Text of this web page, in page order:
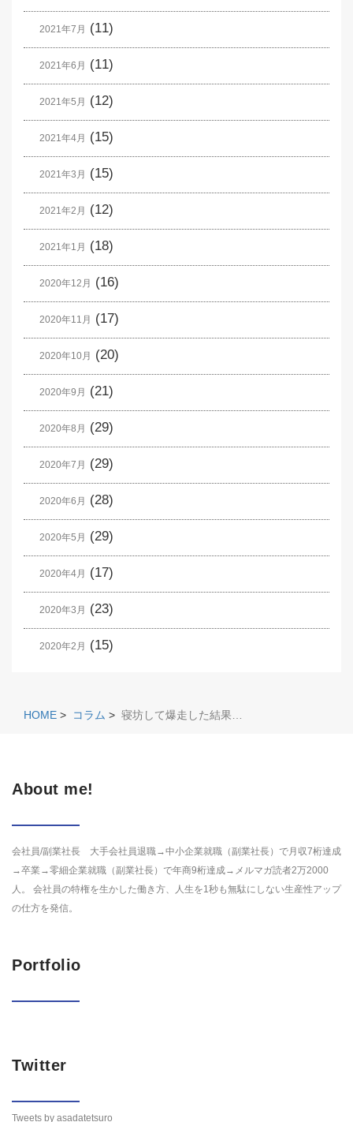
2021年7月 (11)
2021年6月 (11)
2021年5月 (12)
2021年4月 (15)
2021年3月 (15)
2021年2月 (12)
2021年1月 (18)
2020年12月 (16)
2020年11月 (17)
2020年10月 (20)
2020年9月 (21)
2020年8月 (29)
2020年7月 (29)
2020年6月 (28)
2020年5月 (29)
2020年4月 (17)
2020年3月 (23)
2020年2月 (15)
HOME > コラム > 寝坊して爆走した結果…
About me!
会社員/副業社長 大手会社員退職→中小企業就職（副業社長）で月収7桁達成
→卒業→零細企業就職（副業社長）で年商9桁達成→メルマガ読者2万2000
人。 会社員の特権を生かした働き方、人生を1秒も無駄にしない生産性アップ
の仕方を発信。
Portfolio
Twitter
Tweets by asadatetsuro